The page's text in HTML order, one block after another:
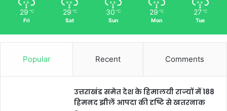
29 ℃
Fri
29 ℃
Sat
30 ℃
Sun
29 ℃
Mon
27 ℃
Tue
Popular Recent Comments
उत्तराखंड समेत देश के हिमालयी राज्यों में 188
हिमनद झीलें आपदा की दृष्टि से खतरनाक